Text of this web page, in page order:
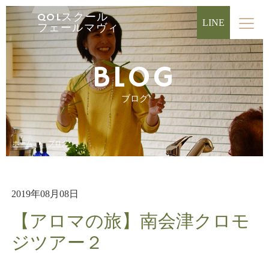
QOLスクール
フェールマヴィ
LINE
BLOG
ブログ
ホーム ブログ
2019年08月08日
【アロマの旅】南会津クロモ
ジツアー２